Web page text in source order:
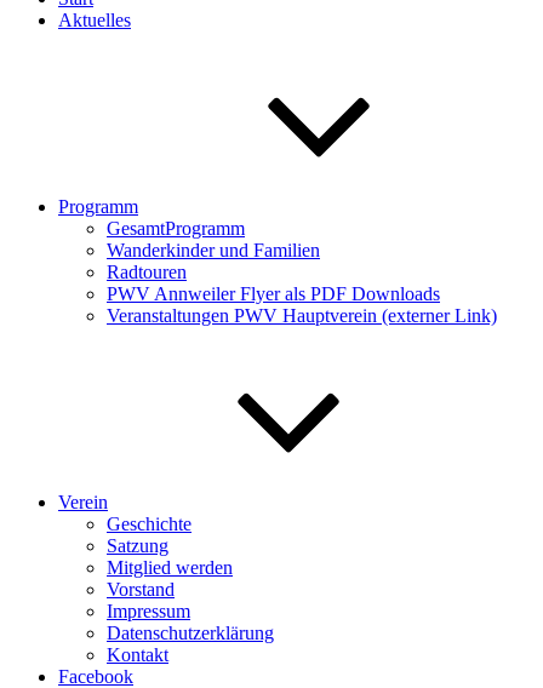
Aktuelles
Programm
GesamtProgramm
Wanderkinder und Familien
Radtouren
PWV Annweiler Flyer als PDF Downloads
Veranstaltungen PWV Hauptverein (externer Link)
Verein
Geschichte
Satzung
Mitglied werden
Vorstand
Impressum
Datenschutzerklärung
Kontakt
Facebook